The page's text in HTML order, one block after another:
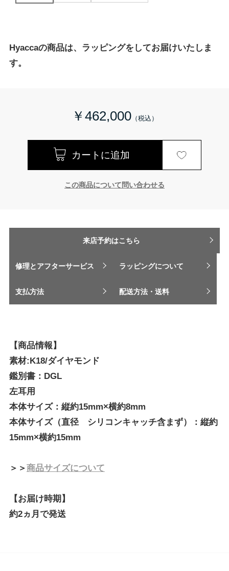
Hyaccaの商品は、ラッピングをしてお届けいたしま
す。
￥462,000
この商品について問い合わせる
来店予約はこちら
修理とアフターサービス ラッピングについて
支払方法 配送方法・送料
【商品情報】
素材:K18/ダイヤモンド
鑑別書：DGL
左耳用
本体サイズ：縦約15mm×横約8mm
本体サイズ（直径 シリコンキャッチ含まず）：縦約
15mm×横約15mm
＞＞商品サイズについて
【お届け時期】
約2ヵ月で発送